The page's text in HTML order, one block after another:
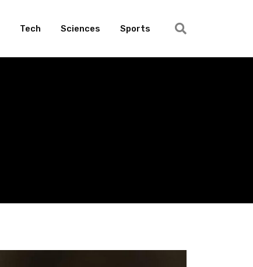
Tech Sciences Sports